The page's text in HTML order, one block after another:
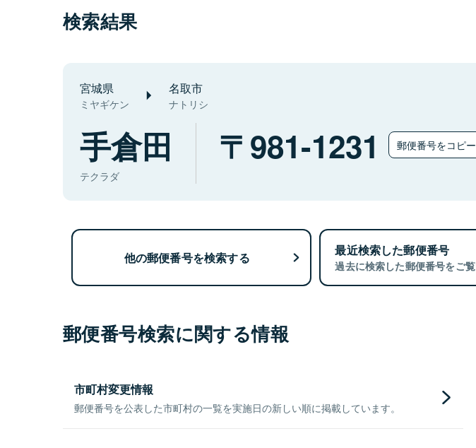
検索結果
宮城県
ミヤギケン
名取市
ナトリシ
手倉田
テクラダ
981-1231 郵便番号をコピ
他の郵便番号を検索する 最近検索した郵便番号
過去に検索した郵便番号をご覧
郵便番号検索に関する情報
市町村変更情報
郵便番号を公表した市町村の一覧を実施日の新しい順に掲載しています。